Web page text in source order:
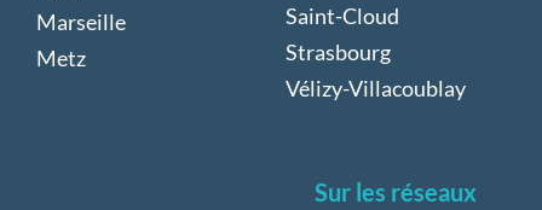
Marseille
Metz
Saint-Cloud
Strasbourg
Vélizy-Villacoublay
Sur les réseaux